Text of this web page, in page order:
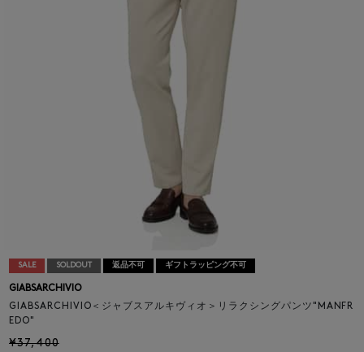
SALE SOLDOUT 返品不可 ギフトラッピング不可
GIABSARCHIVIO
GIABSARCHIVIO＜ジャブスアルキヴィオ＞リラクシングパンツ"MANFR
EDO"
¥37,400